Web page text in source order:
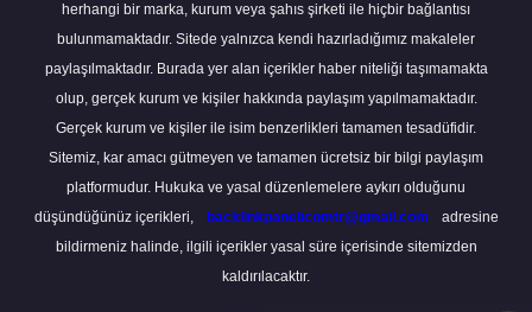
herhangi bir marka, kurum veya şahıs şirketi ile hiçbir bağlantısı
bulunmamaktadır. Sitede yalnızca kendi hazırladığımız makaleler
paylaşılmaktadır. Burada yer alan içerikler haber niteliği taşımamakta
olup, gerçek kurum ve kişiler hakkında paylaşım yapılmamaktadır.
Gerçek kurum ve kişiler ile isim benzerlikleri tamamen tesadüfidir.
Sitemiz, kar amacı gütmeyen ve tamamen ücretsiz bir bilgi paylaşım
platformudur. Hukuka ve yasal düzenlemelere aykırı olduğunu
düşündüğünüz içerikleri,
backlinkpanelicomtr@gmail.com
adresine
bildirmeniz halinde, ilgili içerikler yasal süre içerisinde sitemizden
kaldırılacaktır.